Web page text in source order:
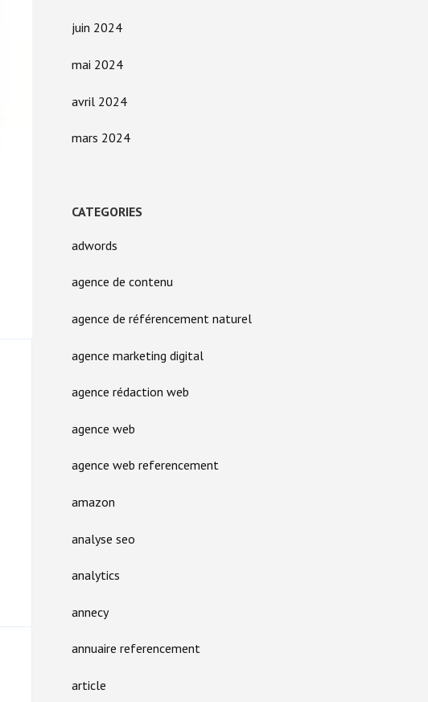
juin 2024
mai 2024
avril 2024
mars 2024
CATEGORIES
adwords
agence de contenu
agence de référencement naturel
agence marketing digital
agence rédaction web
agence web
agence web referencement
amazon
analyse seo
analytics
annecy
annuaire referencement
article